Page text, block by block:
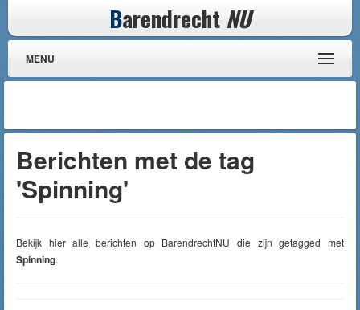
Barendrecht NU
MENU
Berichten met de tag
'Spinning'
Bekijk hier alle berichten op BarendrechtNU die zijn getagged met
Spinning.